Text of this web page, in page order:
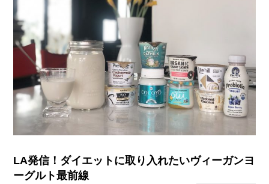
LA発信！ダイエットに取り入れたいヴィーガンヨ
ーグルト最前線